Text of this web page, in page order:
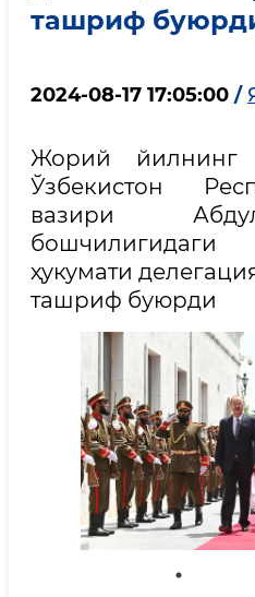
ташриф
2024-08-17 17:05:00 /
Жорий йилнинг
Ўзбекистон
вазири
ҳукумати
ташриф буюрди